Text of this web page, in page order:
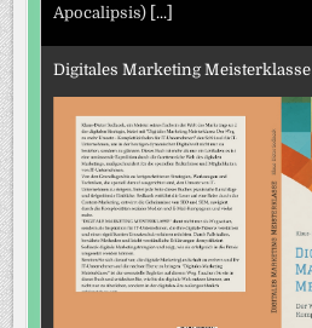
Apocalipsis) [...]
Digitales Marketing Meisterklasse